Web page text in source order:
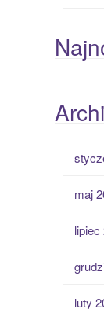
maj
lipiec
luty